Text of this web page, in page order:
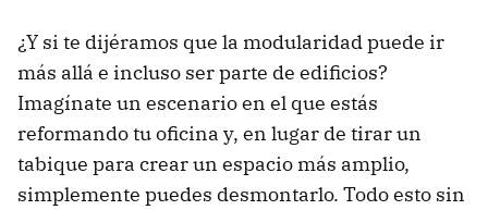
¿Y si te dijéramos que la modularidad puede ir
más allá e incluso ser parte de edificios?
Imagínate un escenario en el que estás
reformando tu oficina y, en lugar de tirar un
tabique para crear un espacio más amplio,
simplemente puedes desmontarlo. Todo esto sin